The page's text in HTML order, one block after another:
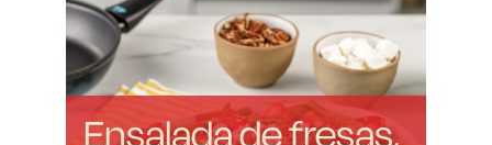
Ensalada de fresas,